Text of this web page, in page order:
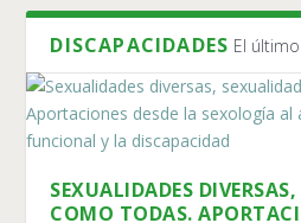
DISCAPACIDADES El último
SEXUALIDADES
COMO TODAS.